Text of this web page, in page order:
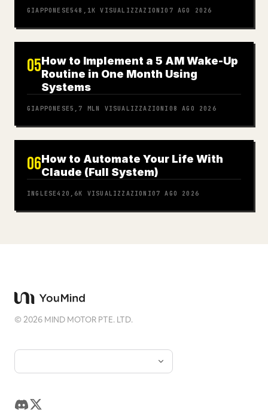
GIAPPONESE548,1K VISUALIZZAZIONI07 AGO 2026
05How to Implement a 5 AM Wake-Up
Routine in One Month Using
Systems
GIAPPONESE5,7 MLN VISUALIZZAZIONI 08 AGO 2026
06How to Automate Your Life With
Claude (Full System)
INGLESE420,6K VISUALIZZAZIONI07 AGO 2026
©2026 MIND MOTOR PTE. LTD.